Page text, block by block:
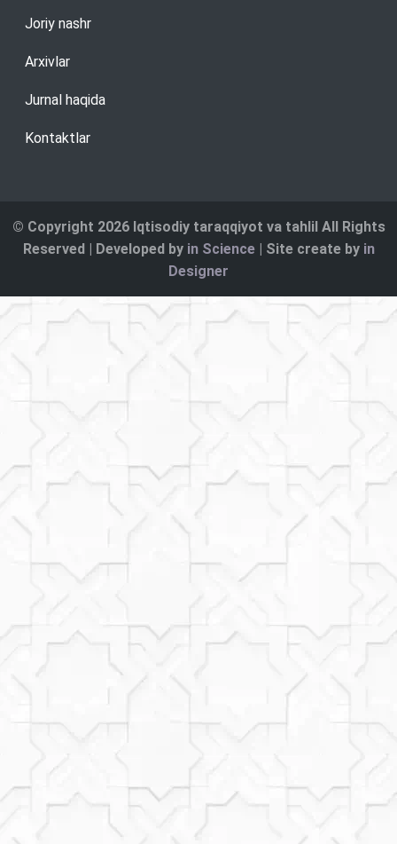
Joriy nashr
Arxivlar
Jurnal haqida
Kontaktlar
© Copyright 2026 Iqtisodiy taraqqiyot va tahlil All Rights
Reserved | Developed by in Science| Site create by in
Designer